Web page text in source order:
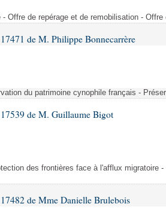
Offre de repérage et de remobilisation -
de M. Philippe Bonnecarrère
du patrimoine cynophile français -
de M. Guillaume Bigot
des frontières face à l'afflux migratoire
de Mme Danielle Brulebois